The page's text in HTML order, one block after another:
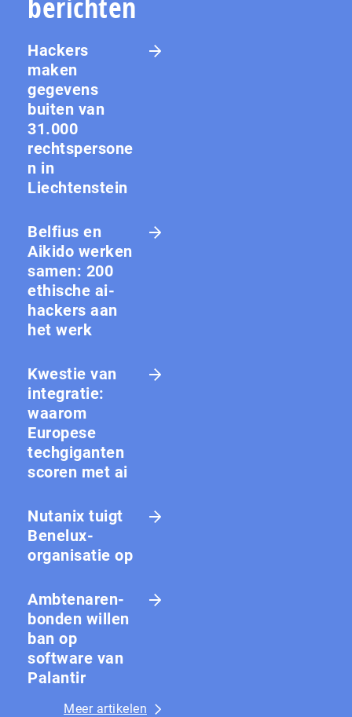
Hackers
maken
gegevens
buiten van
31.000
rechtspersone
n in
Liechtenstein
Belfius en
Aikido werken
samen: 200
ethische ai-
hackers aan
het werk
Kwestie van
integratie:
waarom
Europese
techgiganten
scoren met ai
Nutanix tuigt
Benelux-
organisatie op
Amb­te­na­ren­
bon­den willen
ban op
software van
Palantir
Meer artikelen